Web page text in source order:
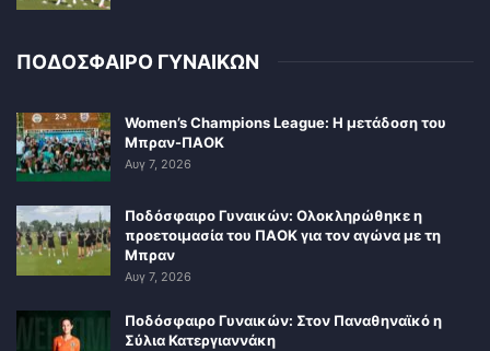
ΠΟΔΟΣΦΑΙΡΟ ΓΥΝΑΙΚΩΝ
Women’s Champions League: Η μετάδοση του
Μπραν-ΠΑΟΚ
Αυγ 7, 2026
Ποδόσφαιρο Γυναικών: Ολοκληρώθηκε η
προετοιμασία του ΠΑΟΚ για τον αγώνα με τη
Μπραν
Αυγ 7, 2026
Ποδόσφαιρο Γυναικών: Στον Παναθηναϊκό η
Σύλια Κατεργιαννάκη